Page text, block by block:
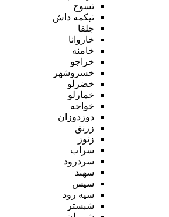
تسوج
تیکمه داش
جلفا
خاروانا
خامنه
خراجو
خسروشهر
خضرلو
خمارلو
خواجه
دوزدوزان
زرنق
زنوز
سراب
سردرود
سهند
سیس
سیه رود
شبستر